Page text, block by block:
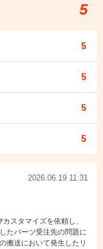
5
5
5
5
5
2026.06.19 11:31
スタマイズを依頼し、
たパーツ受注先の問題に
搬送において発生したリ